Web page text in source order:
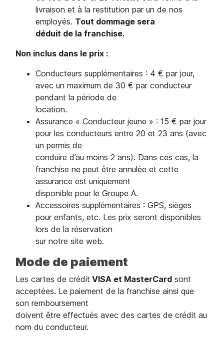
livraison et à la restitution par un de nos
employés. Tout dommage sera
déduit de la franchise.
Non inclus dans le prix :
Conducteurs supplémentaires : 4 € par jour,
avec un maximum de 30 € par conducteur
pendant la période de
location.
Assurance « Conducteur jeune » : 15 € par jour
pour les conducteurs entre 20 et 23 ans (avec
un permis de
conduire d’au moins 2 ans). Dans ces cas, la
franchise ne peut être annulée et cette
assurance est uniquement
disponible pour le Groupe A.
Accessoires supplémentaires : GPS, sièges
pour enfants, etc. Les prix seront disponibles
lors de la réservation
sur notre site web.
Mode de paiement
Les cartes de crédit VISA et MasterCard sont
acceptées. Le paiement de la franchise ainsi que
son remboursement
doivent être effectués avec des cartes de crédit au
nom du conducteur.